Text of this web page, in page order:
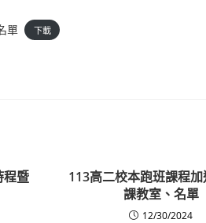
單 下載
程暨
113高二校本跑班課程
課教室、名單
12/30/2024